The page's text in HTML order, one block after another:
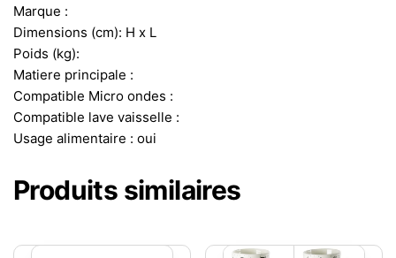
Marque :
Dimensions (cm): H x L
Poids (kg):
Matiere principale :
Compatible Micro ondes :
Compatible lave vaisselle :
Usage alimentaire : oui
Produits similaires